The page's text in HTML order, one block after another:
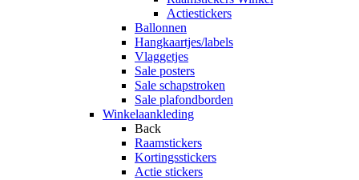
Actiestickers
Ballonnen
Hangkaartjes/labels
Vlaggetjes
Sale posters
Sale schapstroken
Sale plafondborden
Winkelaankleding
Back
Raamstickers
Kortingsstickers
Actie stickers